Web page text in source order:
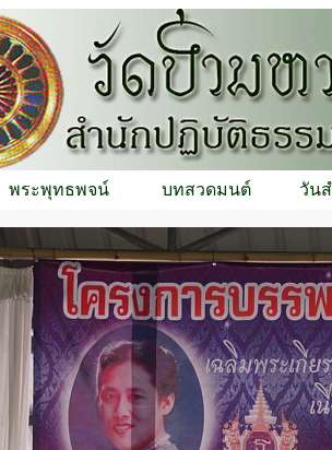
พระพุทธพจน์ บทสวดมนต์ วัน